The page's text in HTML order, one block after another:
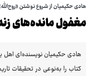
هادی حکیمیان از شروع نوشتن
مغفول مانده‌های
هادی حکیمیان نویسنده‌ای اهل
کتاب را به‌نوعی در تحقیقات